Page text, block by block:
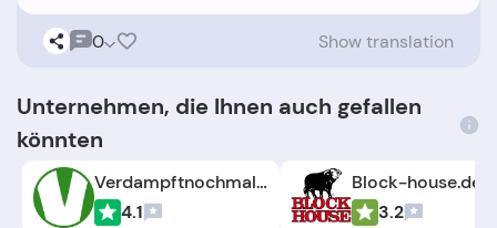
0 Show translation
Unternehmen, die Ihnen auch gefallen
könnten
Verdampftnochmal.de
4.1
Block-house.de
3.2